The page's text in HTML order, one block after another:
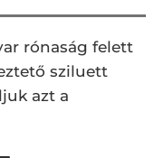
rónaság felett
sziluett
azt a